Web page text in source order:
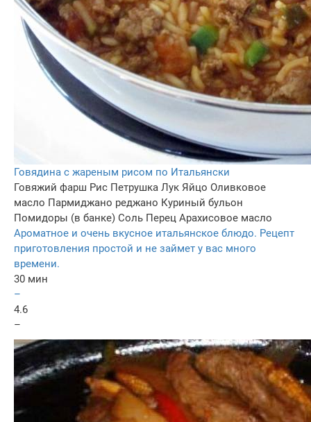
Говядина с жареным рисом по Итальянски
Говяжий фарш Рис Петрушка Лук Яйцо Оливковое
масло Пармиджано реджано Куриный бульон
Помидоры (в банке) Соль Перец Арахисовое масло
Ароматное и очень вкусное итальянское блюдо. Рецепт
приготовления простой и не займет у вас много
времени.
30 мин
–
4.6
–